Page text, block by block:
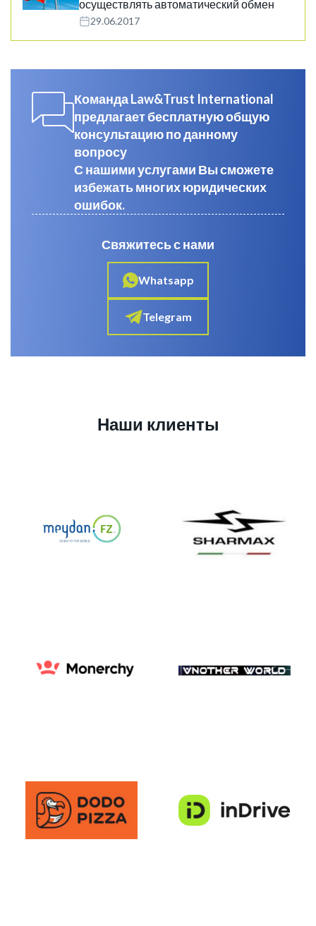
осуществлять автоматический обмен
29.06.2017
Команда Law&Trust International
предлагает бесплатную общую
консультацию по данному
вопросу
С нашими услугами Вы сможете
избежать многих юридических
ошибок.
Свяжитесь с нами
Whatsapp
Telegram
Наши клиенты